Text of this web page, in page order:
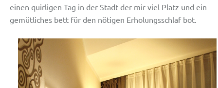
einen quirligen Tag in der Stadt der mir viel Platz und ein
gemütliches bett für den nötigen Erholungsschlaf bot.